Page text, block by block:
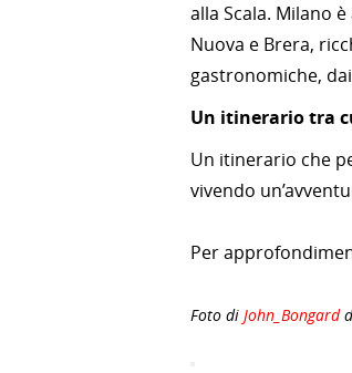
alla Scala. Milano
Nuova e Brera,
gastronomiche,
Un itinerario tra
Un itinerario che
vivendo
Per
Foto di John_Bongard